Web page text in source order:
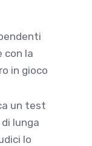
con la
in gioco
un test
lunga
lo